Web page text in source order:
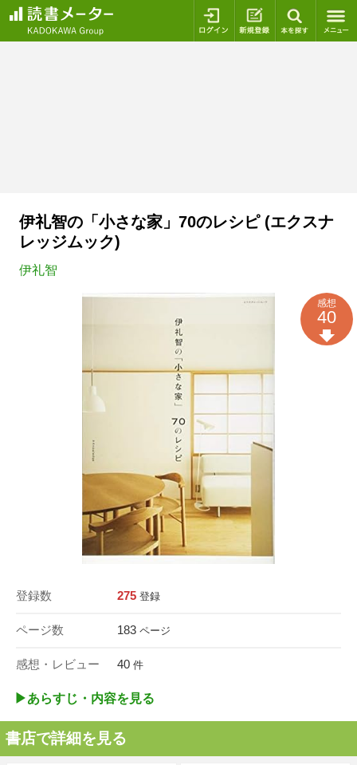
ログイン 新規登録
伊礼智の「小さな家」70のレシピ (エクスナ
レッジムック)
伊礼智
登録数 275 登録
ページ数 183 ページ
感想・レビュー 40 件
感想
40
▶︎あらすじ・内容を見る
書店で詳細を見る